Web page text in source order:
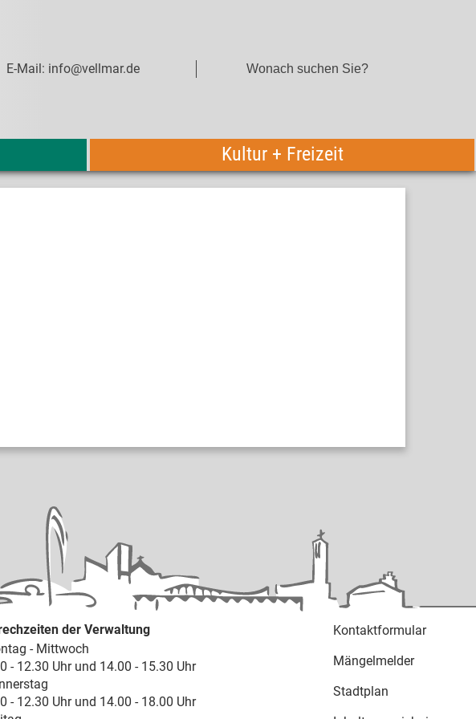
E-Mail: info@vellmar.de
Kultur + Freizeit
der Verwaltung
- Mittwoch
- 12.30 Uhr und 14.00 - 15.30 Uhr
- 12.30 Uhr und 14.00 - 18.00 Uhr
Kontaktformular
Mängelmelder
Stadtplan